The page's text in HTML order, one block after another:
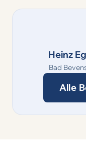
Heinz
Bad
Alle